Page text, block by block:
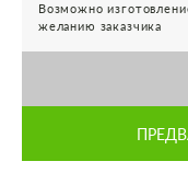
Возможно
желанию заказчика